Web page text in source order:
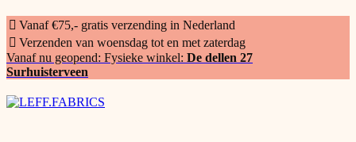
Vanaf €75,- gratis verzending in Nederland
Verzenden van woensdag tot en met zaterdag
Vanaf nu geopend: Fysieke winkel: De dellen 27
Surhuisterveen